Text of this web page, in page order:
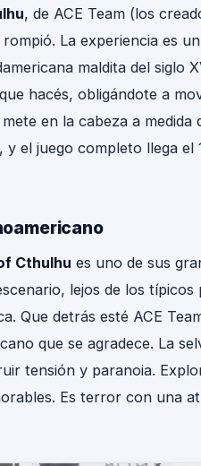
, de ACE Team (los
La experiencia es
maldita del siglo
hacés, obligándote a
en la cabeza a medida
el juego completo llega el
Cthulhu es uno de sus
lejos de los
Que detrás esté ACE
que se agradece. La
tensión y paranoia.
Es terror con una